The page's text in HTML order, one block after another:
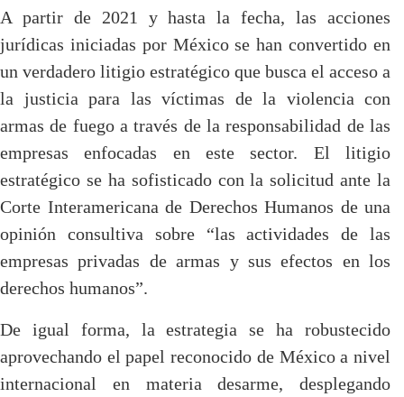
A partir de 2021 y hasta la fecha, las acciones
jurídicas iniciadas por México se han convertido en
un verdadero litigio estratégico que busca el acceso a
la justicia para las víctimas de la violencia con
armas de fuego a través de la responsabilidad de las
empresas enfocadas en este sector. El litigio
estratégico se ha sofisticado con la solicitud ante la
Corte Interamericana de Derechos Humanos de una
opinión consultiva sobre “las actividades de las
empresas privadas de armas y sus efectos en los
derechos humanos”.
De igual forma, la estrategia se ha robustecido
aprovechando el papel reconocido de México a nivel
internacional en materia desarme, desplegando